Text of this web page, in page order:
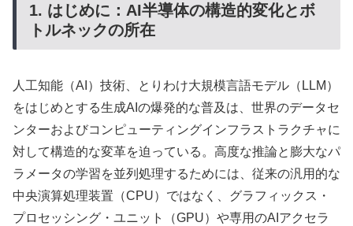
1. はじめに：AI半導体の構造的変化とボ
トルネックの所在
人工知能（AI）技術、とりわけ大規模言語モデル（LLM）
をはじめとする生成AIの爆発的な普及は、世界のデータセ
ンターおよびコンピューティングインフラストラクチャに
対して構造的な変革を迫っている。高度な推論と膨大なパ
ラメータの学習を並列処理するためには、従来の汎用的な
中央演算処理装置（CPU）ではなく、グラフィックス・
プロセッシング・ユニット（GPU）や専用のAIアクセラ